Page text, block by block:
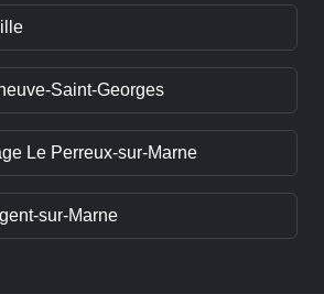
Saint-Georges
Le Perreux-sur-Marne
sur-Marne